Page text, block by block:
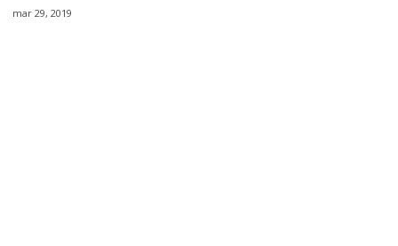
mar 29, 2019